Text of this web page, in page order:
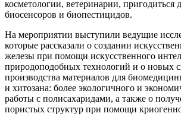
косметологии, ветеринарии, пригодиться
биосенсоров и биопестицидов.
На мероприятии выступили ведущие
которые рассказали о создании
железы при помощи искусственного
природоподобных технологий и о новых
производства материалов для
и хитозана: более экологичного и
работы с полисахаридами, а также о
пористых структур при помощи